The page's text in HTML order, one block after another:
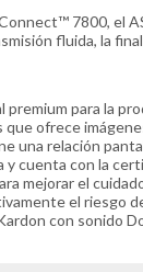
7800, el
fluida, la
para la
que ofrece
una relación
cuenta con la
mejorar el
el riesgo
con sonido